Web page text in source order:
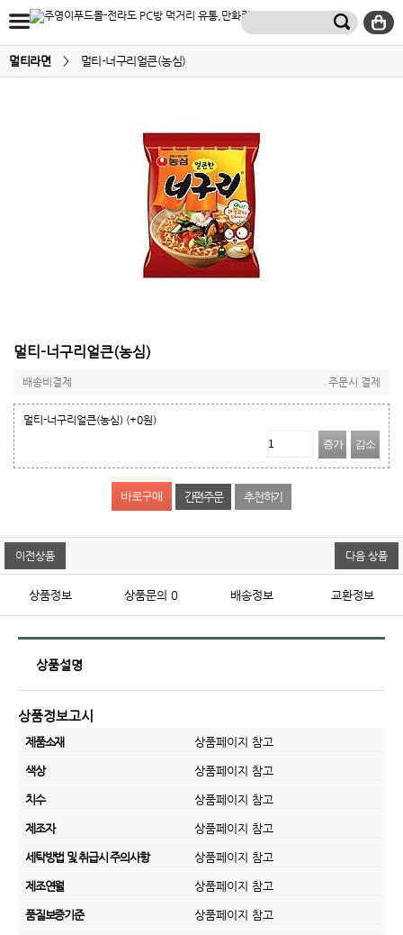
멀티라면 > 멀티-너구리얼큰(농심)
멀티-너구리얼큰(농심)
배송비결제 주문시 결제
멀티-너구리얼큰(농심) (+0원)
증가
감소
간편주문 추천하기
이전상품 다음 상품
상품정보 상품문의 0 배송정보 교환정보
상품설명
상품정보고시
제품소재 상품페이지 참고
색상 상품페이지 참고
치수 상품페이지 참고
제조자 상품페이지 참고
세탁방법 및 취급시 주의사항 상품페이지 참고
제조연월 상품페이지 참고
품질보증기준 상품페이지 참고